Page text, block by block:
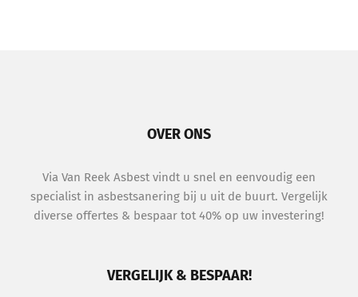
OVER ONS
Via Van Reek Asbest vindt u snel en eenvoudig een
specialist in asbestsanering bij u uit de buurt. Vergelijk
diverse offertes & bespaar tot 40% op uw investering!
VERGELIJK & BESPAAR!